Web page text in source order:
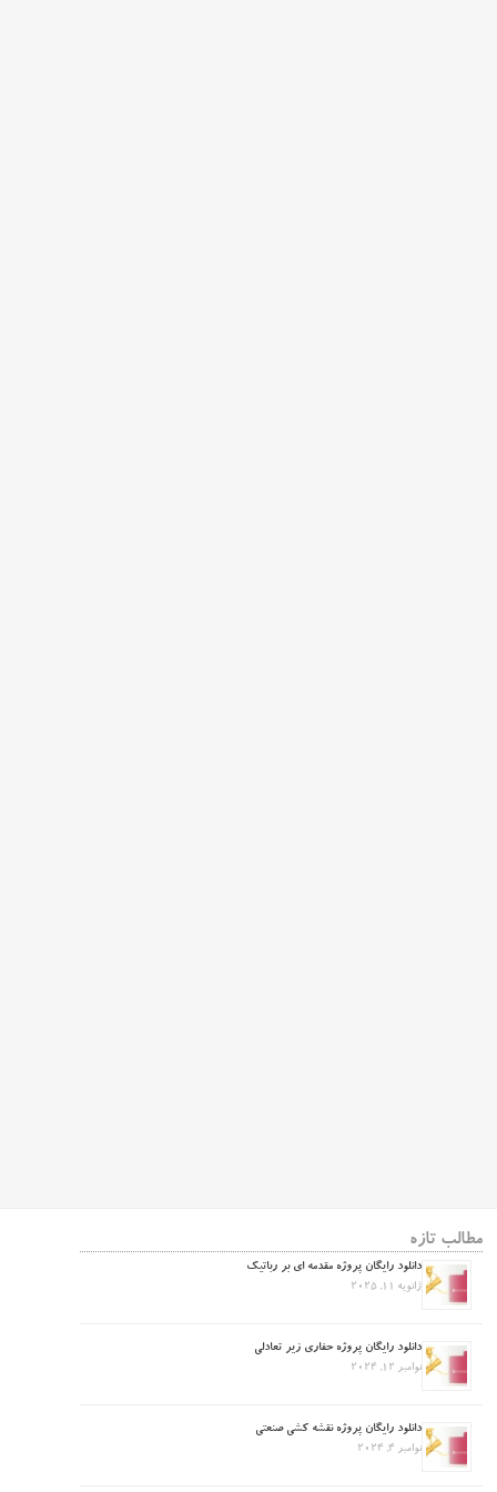
مطالب تازه
دانلود رایگان پروژه مقدمه ای بر رباتیک
ژانویه 11, 2025
دانلود رایگان پروژه حفاری زیر تعادلی
نوامبر 12, 2024
دانلود رایگان پروژه نقشه کشی صنعتی
نوامبر 4, 2024